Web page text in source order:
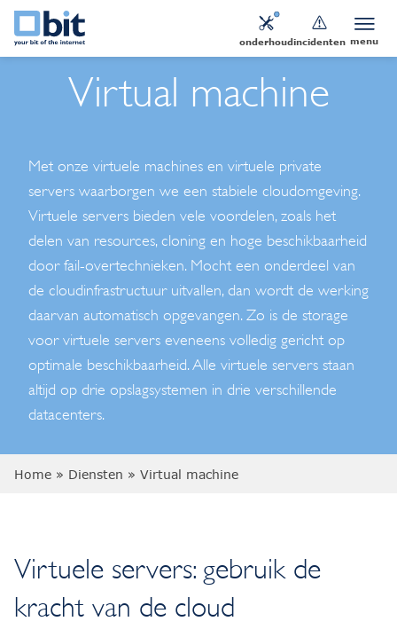
onderhoudincidenten menu
Virtual machine
Met onze virtuele machines en virtuele private
servers waarborgen we een stabiele cloudomgeving.
Virtuele servers bieden vele voordelen, zoals het
delen van resources, cloning en hoge beschikbaarheid
door fail-overtechnieken. Mocht een onderdeel van
de cloudinfrastructuur uitvallen, dan wordt de werking
daarvan automatisch opgevangen. Zo is de storage
voor virtuele servers eveneens volledig gericht op
optimale beschikbaarheid. Alle virtuele servers staan
altijd op drie opslagsystemen in drie verschillende
datacenters.
Home » Diensten » Virtual machine
Virtuele servers: gebruik de
kracht van de cloud